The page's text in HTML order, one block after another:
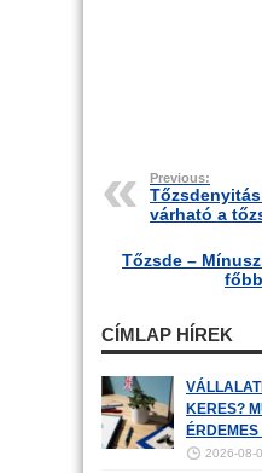
Previous:
várható a
Tőzsde –
CÍMLAP HÍREK
KERES?
ÉRDEMES
2026-08-